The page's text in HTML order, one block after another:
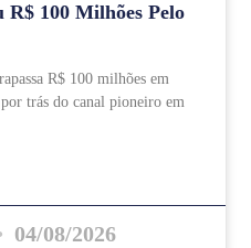
100 Milhões Pelo
R$ 100 milhões em
trás do canal pioneiro em
04/08/2026